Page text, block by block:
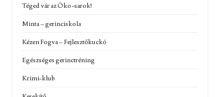
Téged vár az Öko-sarok!
Minta – gerinciskola
Kézen Fogva – Fejlesztőkuckó
Egészséges gerinctréning
Krimi-klub